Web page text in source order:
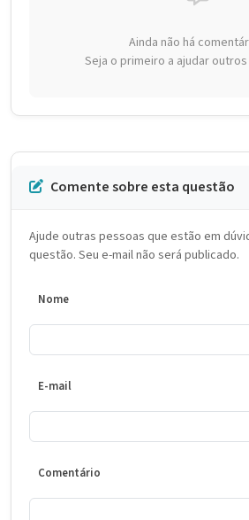
Ainda não há
Seja o primeiro a ajudar
Comente sobre esta questão
Ajude outras pessoas que estão em
questão. Seu e-mail não será publicado.
Nome
E-mail
Comentário